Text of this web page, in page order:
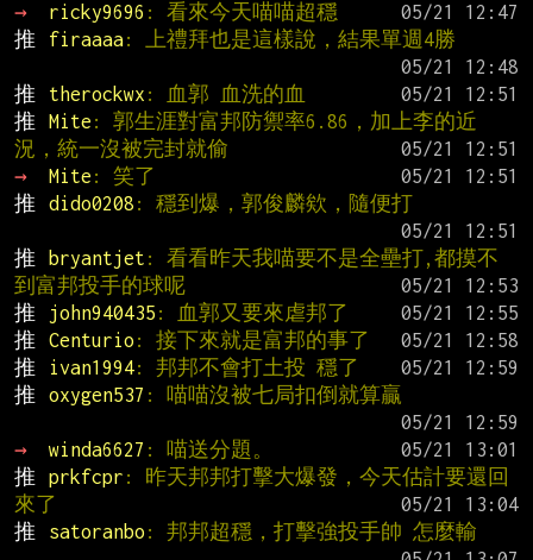
→
ricky9696 : 看來今天喵喵超穩
推
firaaaa: 上禮拜也是這樣說，結果單週4勝
推
therockwx : 血郭 血洗的血
推
Mite : 郭生涯對富邦防禦率6.86，加上李的近
況，統一沒被完封就偷
→
Mite : 笑了
推
dido0208 : 穩到爆，郭俊麟欸，隨便打
推
bryantjet : 看看昨天我喵要不是全壘打,都摸不
到富邦投手的球呢
推
john940435 : 血郭又要來虐邦了
推
Centurio : 接下來就是富邦的事了
推
ivan1994: 邦邦不會打土投 穩了
推
oxygen537 : 喵喵沒被七局扣倒就算贏
→
winda6627 : 喵送分題。
推
prkfcpr : 昨天邦邦打擊大爆發，今天估計要還回
來了
推
satoranbo : 邦邦超穩，打擊強投手帥 怎麼輸